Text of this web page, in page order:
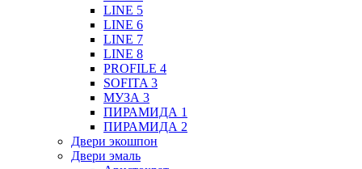
LINE 5
LINE 6
LINE 7
LINE 8
PROFILE 4
SOFITA 3
МУЗА 3
ПИРАМИДА 1
ПИРАМИДА 2
Двери экошпон
Двери эмаль